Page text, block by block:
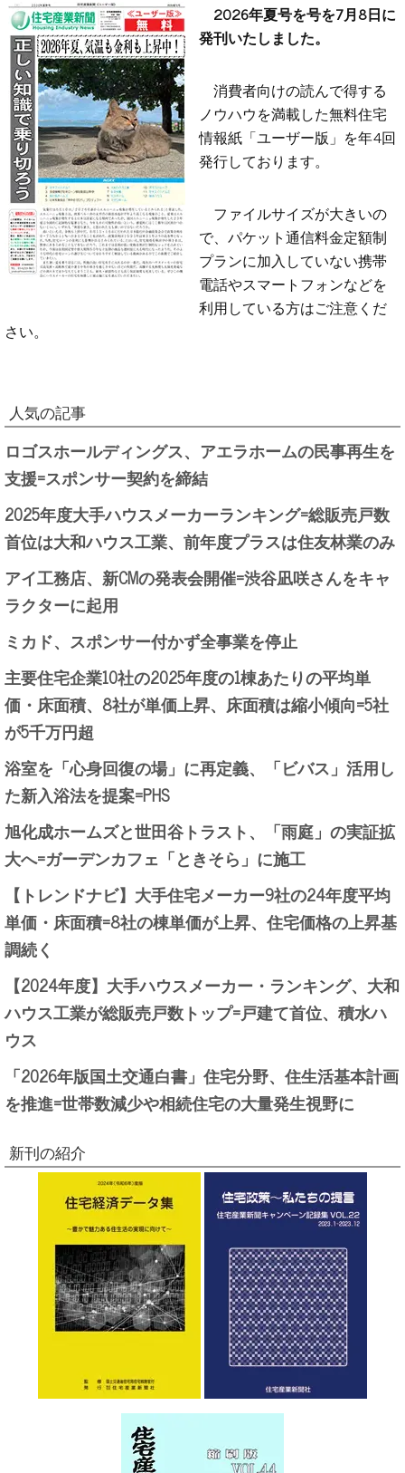
2026年夏号を号を7月8日に
発刊いたしました。
消費者向けの読んで得する
ノウハウを満載した無料住宅
情報紙「ユーザー版」を年4回
発行しております。
ファイルサイズが大きいの
で、パケット通信料金定額制
プランに加入していない携帯
電話やスマートフォンなどを
利用している方はご注意くだ
さい。
人気の記事
ロゴスホールディングス、アエラホームの民事再生を
支援=スポンサー契約を締結
2025年度大手ハウスメーカーランキング=総販売戸数
首位は大和ハウス工業、前年度プラスは住友林業のみ
アイ工務店、新CMの発表会開催=渋谷凪咲さんをキャ
ラクターに起用
ミカド、スポンサー付かず全事業を停止
主要住宅企業10社の2025年度の1棟あたりの平均単
価・床面積、8社が単価上昇、床面積は縮小傾向=5社
が5千万円超
浴室を「心身回復の場」に再定義、「ビバス」活用し
た新入浴法を提案=PHS
旭化成ホームズと世田谷トラスト、「雨庭」の実証拡
大へ=ガーデンカフェ「ときそら」に施工
【トレンドナビ】大手住宅メーカー9社の24年度平均
単価・床面積=8社の棟単価が上昇、住宅価格の上昇基
調続く
【2024年度】大手ハウスメーカー・ランキング、大和
ハウス工業が総販売戸数トップ=戸建て首位、積水ハ
ウス
「2026年版国土交通白書」住宅分野、住生活基本計画
を推進=世帯数減少や相続住宅の大量発生視野に
新刊の紹介